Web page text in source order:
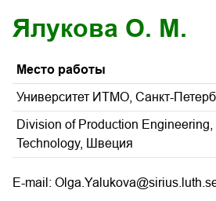
Ялукова O. M.
Место работы
Университет ИТМО, Санкт-
Division of Production
Technology, Швеция
E-mail: